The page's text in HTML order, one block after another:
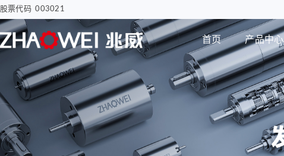
股票代码 003021
首页 产品中心
步进电机
Φ8mm 编码器
智能汽车屏幕解决方案
电子驻车MGU
骨科手术创面清洗泵
胰岛素注射泵 研发实力
企业动态
公司介绍